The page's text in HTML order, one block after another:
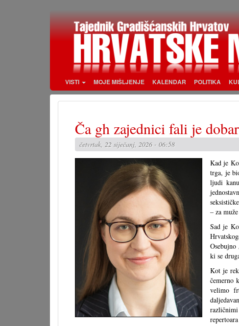
VISTI MOJE MIŠLJENJE KALENDAR POLITIKA
Ča gh zajednici fali je
četvrtak, 22 siječanj, 2026 - 06:58
Kad je
trga, je
ljudi
– za
Sad je
ki se
Kot je
čemerno
velimo